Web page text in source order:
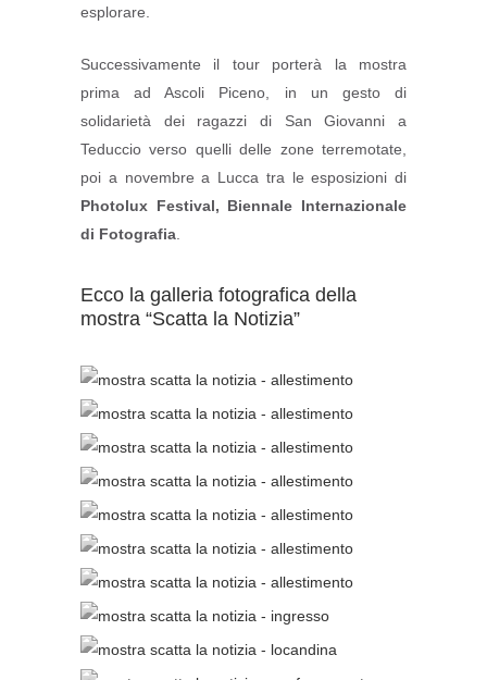
esplorare.
Successivamente il tour porterà la mostra
prima ad Ascoli Piceno, in un gesto di
solidarietà dei ragazzi di San Giovanni a
Teduccio verso quelli delle zone terremotate,
poi a novembre a Lucca tra le esposizioni di
Photolux Festival, Biennale Internazionale
di Fotografia.
Ecco la galleria fotografica della
mostra “Scatta la Notizia”